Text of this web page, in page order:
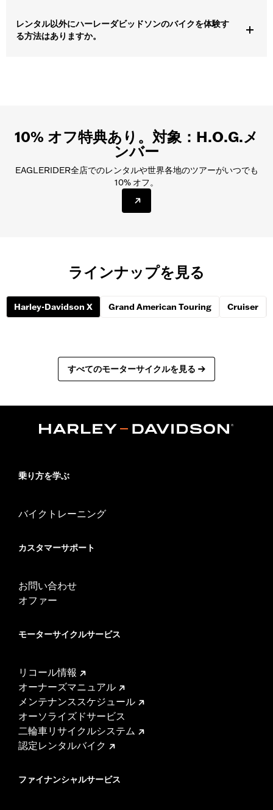
もあります。
米国外： CEの認可を受けているギア（ヘルメット、ズボン、ジ
USA: ご予約確定後は返金不可です。 ご予定より早く返却する場合
も返金はいたしかねます。
米国外： 「ハーレーダビッドソン認定レンタルバイク」ディーラー
の多くでは、レンタル時に追加損害賠償保険、個人障害保険、対物
補償をお選びいただけます。 保険オプションについてはディーラー
び損害・盗難補償についての詳細をご確認ください。 バイク保険に
ご加入済みの場合は、バイクレンタルが対象かどうかを保険会社に
ご確認ください。 また、クレジットカードに付帯の保険の補償範囲
レンタル以外にハーレーダビッドソンのバイクを体験す
る方法はありますか。
10% オフ特典あり。対象：H.O.G.メ
ンバー
EAGLERIDER全店でのレンタルや世界各地のツアーがいつでも
10% オフ。
ラインナップを見る
Harley-Davidson X Grand American Touring Cruiser
すべてのモーターサイクルを見る
乗り方を学ぶ
バイクトレーニング
カスタマーサポート
お問い合わせ
オファー
モーターサイクルサービス
リコール情報
オーナーズマニュアル
メンテナンススケジュール
オーソライズドサービス
二輪車リサイクルシステム
認定レンタルバイク
ファイナンシャルサービス